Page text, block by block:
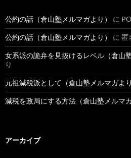
公約の話（倉山塾メルマガより） に
公約の話（倉山塾メルマガより） に 匿
女系派の詭弁を見抜けるレベル（倉山
り
元祖減税派として（倉山塾メルマガより
減税を政局にする方法（倉山塾メルマガ
アーカイブ